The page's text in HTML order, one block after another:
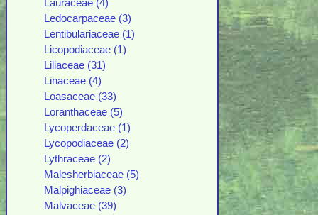
Lauraceae (4)
Ledocarpaceae (3)
Lentibulariaceae (1)
Licopodiaceae (1)
Liliaceae (31)
Linaceae (4)
Loasaceae (33)
Loranthaceae (5)
Lycoperdaceae (1)
Lycopodiaceae (2)
Lythraceae (2)
Malesherbiaceae (5)
Malpighiaceae (3)
Malvaceae (39)